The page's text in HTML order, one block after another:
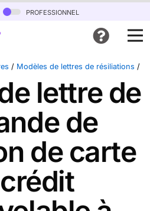
professionnel
/ Modèles de lettres de résiliations /
lettre de
de
de carte